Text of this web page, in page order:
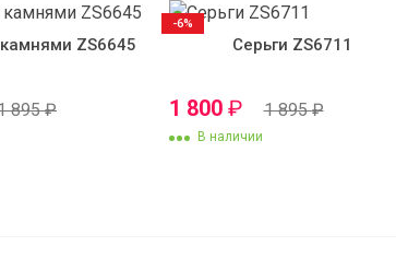
ZS6645
895₽
Серьги ZS6711
1 800 ₽ 1 895₽
В наличии
-6%